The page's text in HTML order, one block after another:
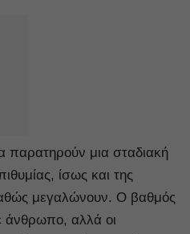
παρατηρούν μια σταδιακή
ίσως και της
μεγαλώνουν. Ο βαθμός
άνθρωπο, αλλά οι